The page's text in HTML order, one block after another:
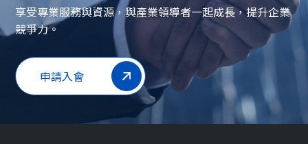
享受專業服務與資源，與產業領導者一起成長，提升企業
競爭力。
申請入會